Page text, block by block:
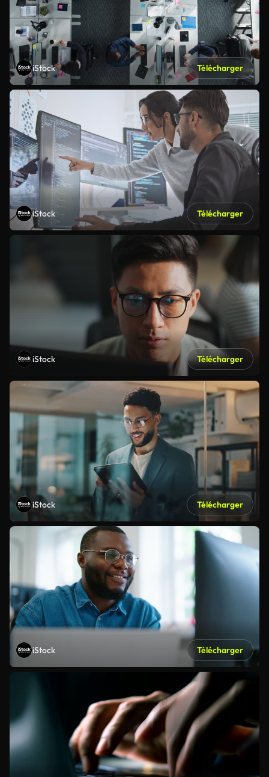
iStock Télécharger
iStock Télécharger
iStock Télécharger
iStock Télécharger
iStock Télécharger